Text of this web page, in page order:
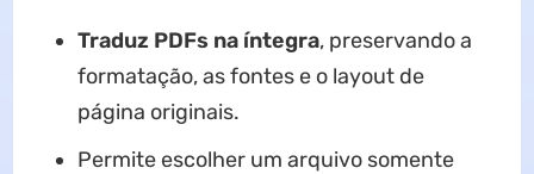
Traduz PDFs na íntegra, preservando a
formatação, as fontes e o layout de
página originais.
Permite escolher um arquivo somente